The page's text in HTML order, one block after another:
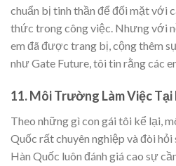
chuẩn bị tinh thần để đối mặt với
thức trong công việc. Nhưng với
em đã được trang bị, cộng thêm
như Gate Future, tôi tin rằng các
11. Môi Trường Làm Việc Tại
Theo những gì con gái tôi kể lại,
Quốc rất chuyên nghiệp và đòi
Hàn Quốc luôn đánh giá cao sự